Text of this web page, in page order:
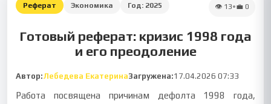
Реферат Экономика Год: 2025 👁 13•💼 0
Готовый реферат: кризис 1998 года
и его преодоление
Автор:Лебедева ЕкатеринаЗагружена:17.04.2026 07:33
Работа посвящена причинам дефолта 1998 года,